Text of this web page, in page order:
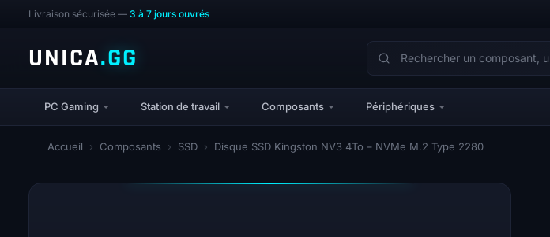
Livraison sécurisée — 3 à 7 jours ouvrés
UNICA.GG
PC Gaming Station de travail Composants Périphériques
Accueil › Composants › SSD › Disque SSD Kingston NV3 4To – NVMe M.2 Type 2280